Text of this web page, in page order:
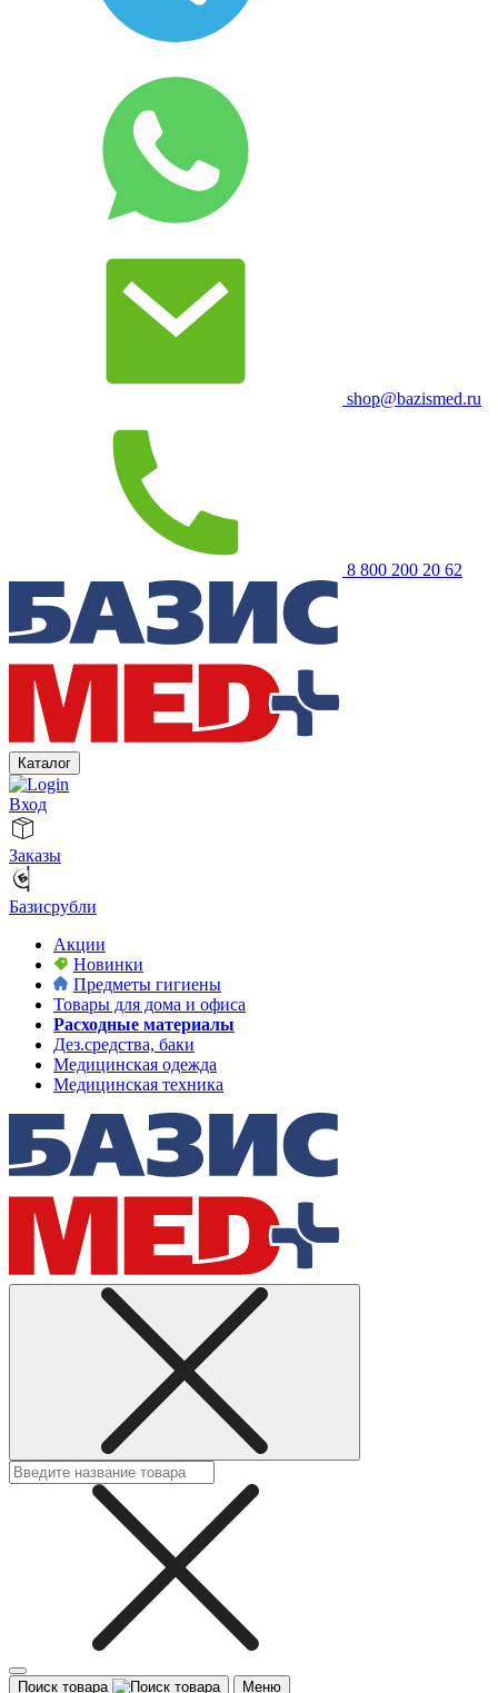
shop@bazismed.ru
8 800 200 20 62
Каталог
Вход
Заказы
Базисрубли
Акции
Новинки
Предметы гигиены
Товары для дома и офиса
Расходные материалы
Дез.средства, баки
Медицинская одежда
Медицинская техника
Поиск товара Меню